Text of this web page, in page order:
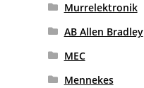
Murrelektronik
AB Allen Bradley
MEC
Mennekes